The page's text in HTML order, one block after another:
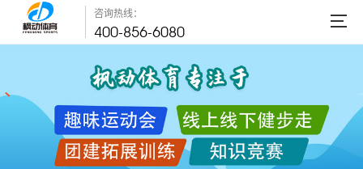
咨询热线：
400-856-6080